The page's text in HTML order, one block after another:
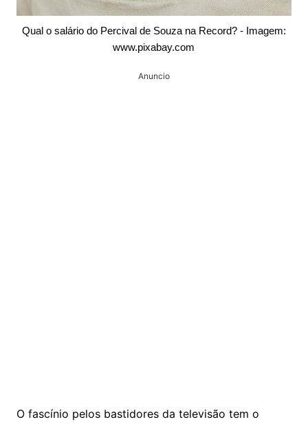
Qual o salário do Percival de Souza na Record? - Imagem:
www.pixabay.com
Anuncio
O fascínio pelos bastidores da televisão tem o